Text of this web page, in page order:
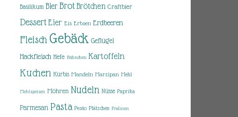
Basilikum Bier Brot Brötchen Craftbier
Dessert Eier Eis Erbsen Erdbeeren
Fleisch Gebäck Geflügel
Hackfleisch Hefe Hähnchen Kartoffeln
Kuchen Kürbis Mandeln Marzipan Mehl
Mehlspeisen Möhren Nudeln Nüsse Paprika
Parmesan Pasta Pesto Plätzchen Pralinen